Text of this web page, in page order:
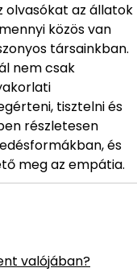
olvasókat az állatok
közös van
társainkban.
nem csak
tisztelni és
részletesen
és
meg az empátia.
valójában?